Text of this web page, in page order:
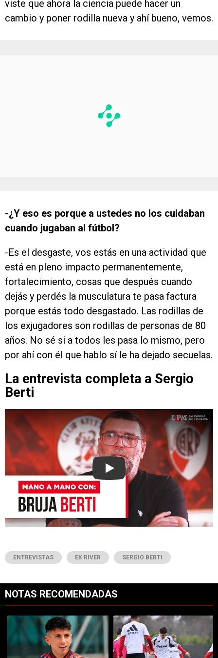
viste que ahora la ciencia puede hacer un
cambio y poner rodilla nueva y ahí bueno, vemos.
-¿Y eso es porque a ustedes no los cuidaban
cuando jugaban al fútbol?
-Es el desgaste, vos estás en una actividad que
está en pleno impacto permanentemente,
fortalecimiento, cosas que después cuando
dejás y perdés la musculatura te pasa factura
porque estás todo desgastado. Las rodillas de
los exjugadores son rodillas de personas de 80
años. No sé si a todos les pasa lo mismo, pero
por ahí con él que hablo sí le ha dejado secuelas.
La entrevista completa a Sergio
Berti
Play
ENTREVISTAS EX RIVER SERGIO BERTI
NOTAS RECOMENDADAS
Un artículo de tendencia con el título "Confirmado: ya se sabe qué
Un artículo de tendencia con el